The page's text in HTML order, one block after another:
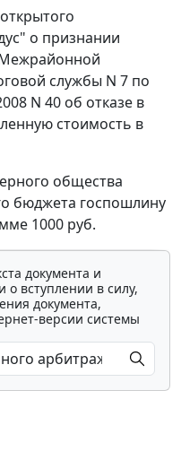
о признании
службы N 7 по
N 40 об отказе в
стоимость в
общества
бюджета госпошлину
1000 руб.
документа и
вступлении в силу,
документа,
версии системы